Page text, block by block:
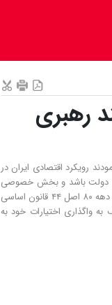
رهبری
رویکرد اقتصادی ایران در
دست دولت باشد و بخش خصوصی
سهم اندکی از آن ببرد. از این رو در اواسط دهه ۸۰ اصل ۴۴ قانون اساسی
واگذاری اختیارات خود به